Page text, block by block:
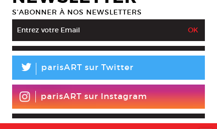
S’ABONNER À NOS NEWSLETTERS
L parisART sur Twitter
parisART sur Instagram